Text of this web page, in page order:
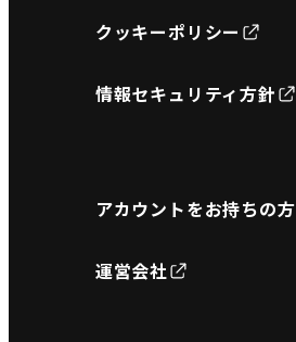
クッキーポリシー
情報セキュリティ方針
アカウントをお持ちの方
運営会社